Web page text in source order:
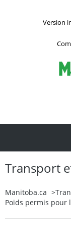
Version
Transport
Manitoba.ca >
Poids permis pour